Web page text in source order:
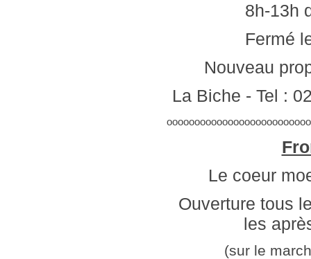
8h-13h
Fermé
Nouveau
La Biche - Tel :
Le coeur
Ouverture tous
les
(sur le